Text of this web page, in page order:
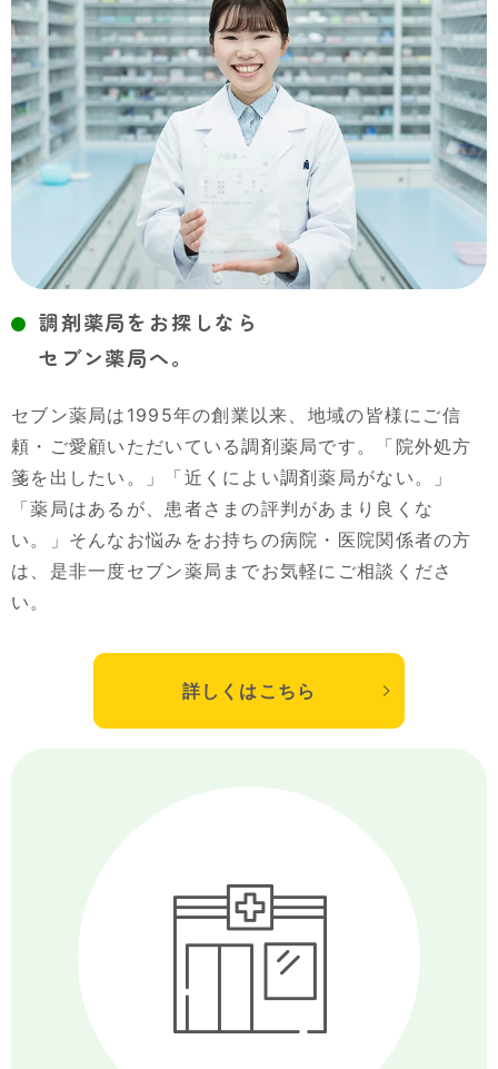
調剤薬局をお探しなら
セブン薬局へ。
セブン薬局は1995年の創業以来、地域の皆様にご信
頼・ご愛顧いただいている調剤薬局です。「院外処方
箋を出したい。」「近くによい調剤薬局がない。」
「薬局はあるが、患者さまの評判があまり良くな
い。」そんなお悩みをお持ちの病院・医院関係者の方
は、是非一度セブン薬局までお気軽にご相談くださ
い。
詳しくはこちら